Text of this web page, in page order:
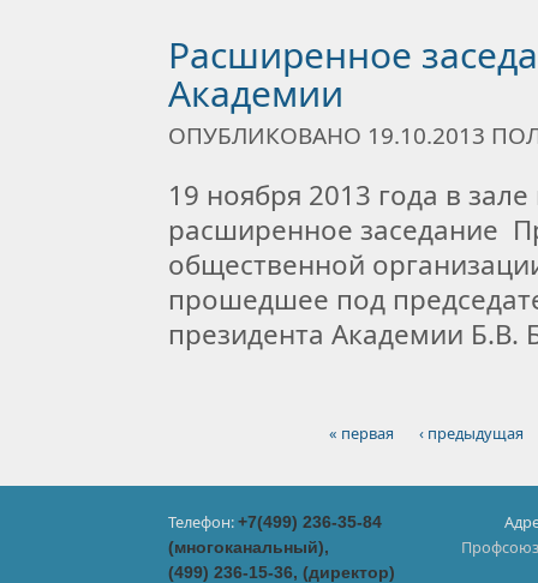
Расширенное
Академии
ОПУБЛИКОВАНО 19.10.2013
19 ноября 2013 года в
расширенное заседание
общественной
прошедшее под
президента Академии Б.В.
« первая ‹ предыдущая
Телефон:+7(499) 236-35-84
(многоканальный),
(499) 236-15-36, (директор)